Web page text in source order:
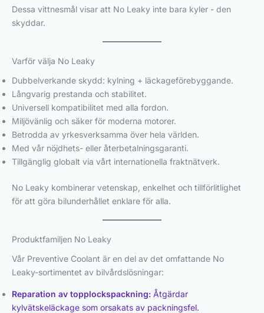
Dessa vittnesmål visar att No Leaky inte bara kyler - den
skyddar.
Varför välja No Leaky
Dubbelverkande skydd: kylning + läckageförebyggande.
Långvarig prestanda och stabilitet.
Universell kompatibilitet med alla fordon.
Miljövänlig och säker för moderna motorer.
Betrodda av yrkesverksamma över hela världen.
Med vår nöjdhets- eller återbetalningsgaranti.
Tillgänglig globalt via vårt internationella fraktnätverk.
No Leaky kombinerar vetenskap, enkelhet och tillförlitlighet
för att göra bilunderhållet enklare för alla.
Produktfamiljen No Leaky
Vår Preventive Coolant är en del av det omfattande No
Leaky-sortimentet av bilvårdslösningar:
Reparation av topplockspackning: Åtgärdar
kylvätskeläckage som orsakats av packningsfel.